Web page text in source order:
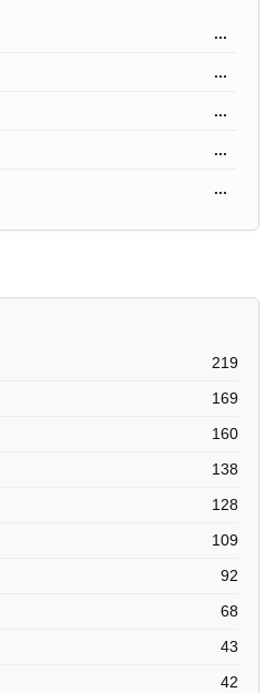
...
...
...
...
...
219
169
160
138
128
109
92
68
43
42